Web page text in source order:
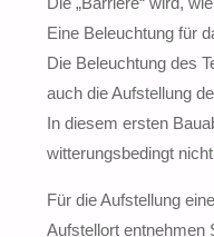
Eine Beleuchtung für
Die Beleuchtung des
auch die Aufstellung
In diesem ersten
witterungsbedingt
Für die Aufstellung
Aufstellort entnehmen